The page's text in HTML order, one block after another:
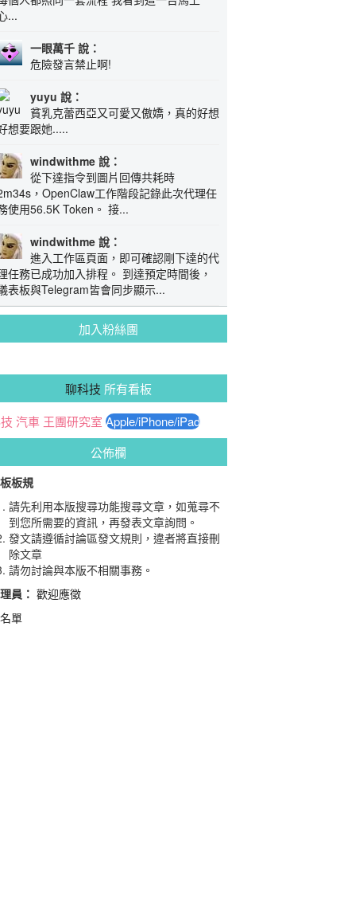
...
一眼萬千 說：
危險發言禁止啊!
yuyu 說：
貧乳克蕾西亞又可愛又傲嬌，真的好想
想要跟她.....
windwithme 說：
從下達指令到圖片回傳共耗時
，OpenClaw工作階段記錄此次代理任
使用56.5K Token。 接...
windwithme 說：
進入工作區頁面，即可確認剛下達的代
任務已成功加入排程。 到達預定時間後，
表板與Telegram皆會同步顯示...
加入粉絲團
聊科技 所有看板
汽車 王團研究室 Apple/iPhone/iPad
公佈欄
板規
請先利用本版搜尋功能搜尋文章，如蒐尋不
到您所需要的資訊，再發表文章詢問。
發文請遵循討論區發文規則，違者將直接刪
除文章
請勿討論與本版不相關事務。
員： 歡迎應徵
單